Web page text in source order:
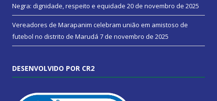
Negra: dignidade, respeito e equidade 20 de novembro de 2025
Vereadores de Marapanim celebram união em amistoso de
futebol no distrito de Marudá 7 de novembro de 2025
DESENVOLVIDO POR CR2